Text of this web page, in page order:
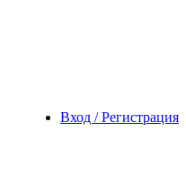
Вход / Регистрация